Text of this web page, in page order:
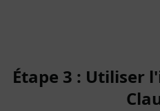
Étape 3 : Utiliser